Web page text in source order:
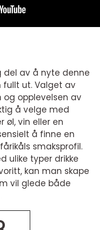
del av å nyte denne
fullt ut. Valget av
og opplevelsen av
å velge med
øl, vin eller en
å finne en
smaksprofil.
ulike typer drikke
kan man skape
vil glede både